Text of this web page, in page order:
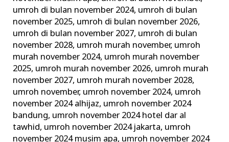
umroh di bulan november 2024, umroh di bulan
november 2025, umroh di bulan november 2026,
umroh di bulan november 2027, umroh di bulan
november 2028, umroh murah november, umroh
murah november 2024, umroh murah november
2025, umroh murah november 2026, umroh murah
november 2027, umroh murah november 2028,
umroh november, umroh november 2024, umroh
november 2024 alhijaz, umroh november 2024
bandung, umroh november 2024 hotel dar al
tawhid, umroh november 2024 jakarta, umroh
november 2024 musim apa, umroh november 2024